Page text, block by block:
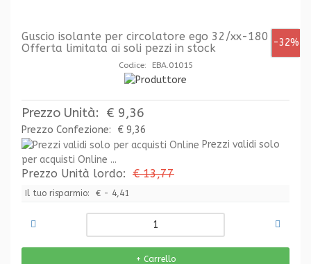
-32%
Guscio isolante per circolatore ego 32/xx-180 -
Offerta limitata ai soli pezzi in stock
Codice: EBA.01015
Prezzo Unità: € 9,36
Prezzo Confezione:
€ 9,36
Prezzi validi solo
per acquisti Online ...
Prezzo Unità lordo: € 13,77
Il tuo risparmio: € - 4,41